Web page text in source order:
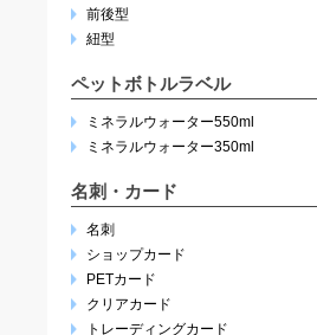
前後型
紐型
ペットボトルラベル
ミネラルウォーター550ml
ミネラルウォーター350ml
名刺・カード
名刺
ショップカード
PETカード
クリアカード
トレーディングカード